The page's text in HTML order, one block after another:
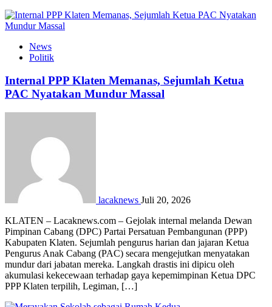
News
Politik
Internal PPP Klaten Memanas, Sejumlah Ketua
PAC Nyatakan Mundur Massal
lacaknews Juli 20, 2026
KLATEN – Lacaknews.com – Gejolak internal melanda Dewan
Pimpinan Cabang (DPC) Partai Persatuan Pembangunan (PPP)
Kabupaten Klaten. Sejumlah pengurus harian dan jajaran Ketua
Pengurus Anak Cabang (PAC) secara mengejutkan menyatakan
mundur dari jabatan mereka. Langkah drastis ini dipicu oleh
akumulasi kekecewaan terhadap gaya kepemimpinan Ketua DPC
PPP Klaten terpilih, Legiman, […]